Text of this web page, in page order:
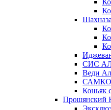
СИС
Веди
Коньяк
Прошянский